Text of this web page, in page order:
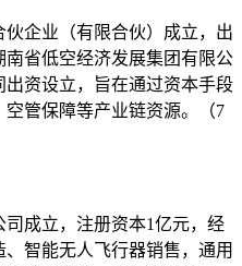
企业（有限合伙）成立，出
省低空经济发展集团有限公
资设立，旨在通过资本手段
管保障等产业链资源。（7
成立，注册资本1亿元，经
智能无人飞行器销售，通用